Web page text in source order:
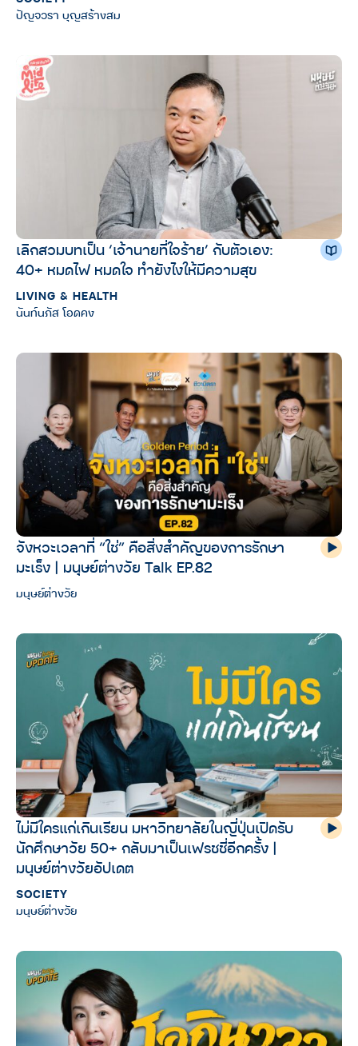
ปัญจวรา บุญสร้างสม
เลิกสวมบทเป็น ‘เจ้านายที่ใจร้าย’ กับตัวเอง:
40+ หมดไฟ หมดใจ ทำยังไงให้มีความสุข
LIVING & HEALTH
นันท์นภัส โอดคง
จังหวะเวลาที่ “ใช่” คือสิ่งสำคัญของการรักษา
มะเร็ง | มนุษย์ต่างวัย Talk EP.82
มนุษย์ต่างวัย
ไม่มีใครแก่เกินเรียน มหาวิทยาลัยในญี่ปุ่นเปิดรับ
นักศึกษาวัย 50+ กลับมาเป็นเฟรชชี่อีกครั้ง |
มนุษย์ต่างวัยอัปเดต
SOCIETY
มนุษย์ต่างวัย